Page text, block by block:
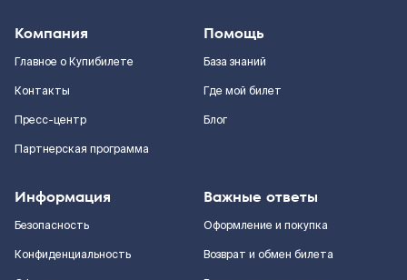
Компания
Главное о Купибилете
Контакты
Пресс-центр
Партнерская программа
Помощь
База знаний
Где мой билет
Блог
Информация
Безопасность
Конфиденциальность
Важные ответы
Оформление и покупка
Возврат и обмен билета